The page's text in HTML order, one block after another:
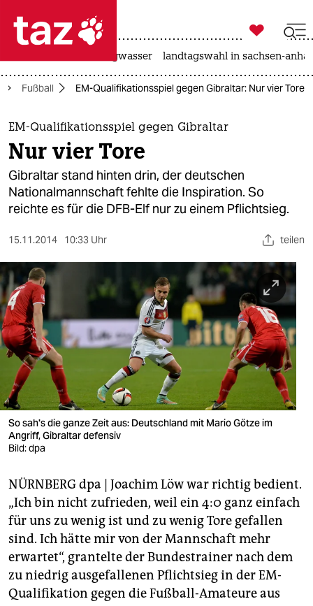
 taz zahl ich
taz zahl ich
themen
politik
öko
sport
berlin
nord
wahrheit
verlag
verlag
shop
fragen & hilfe
unterstützen
abo
genossenschaft

taz zahl ich
niedrigwasser landtagswahl in sachsen-
Fußball EM-Qualifikationsspiel gegen Gibraltar: Nur vier Tore
EM-Qualifikationsspiel gegen Gibraltar
Nur vier Tore
Gibraltar stand hinten drin, der deutschen
Nationalmannschaft fehlte die Inspiration. So
reichte es für die DFB-Elf nur zu einem Pflichtsieg.
15.11.2014 10:33 Uhr teilen
So sah's die ganze Zeit aus: Deutschland mit Mario Götze im
Angriff, Gibraltar defensiv
Bild: dpa
NÜRNBERG dpa | Joachim Löw war richtig bedient.
„Ich bin nicht zufrieden, weil ein 4:0 ganz einfach
für uns zu wenig ist und zu wenig Tore gefallen
sind. Ich hätte mir von der Mannschaft mehr
erwartet“, grantelte der Bundestrainer nach dem
zu niedrig ausgefallenen Pflichtsieg in der EM-
Qualifikation gegen die Fußball-Amateure aus